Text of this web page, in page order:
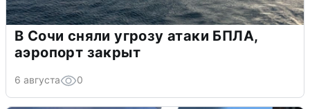
В Сочи сняли угрозу атаки БПЛА,
аэропорт закрыт
6 августа 0